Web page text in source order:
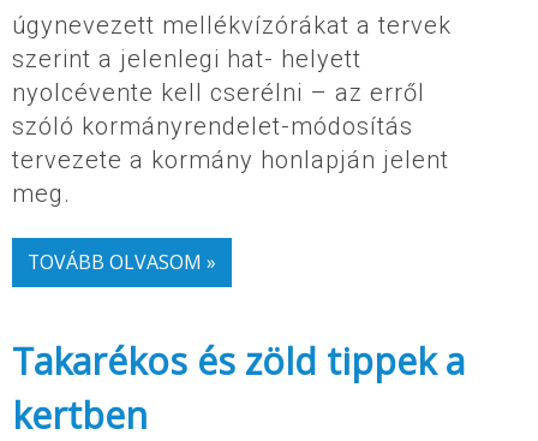
úgynevezett mellékvízórákat a tervek
szerint a jelenlegi hat- helyett
nyolcévente kell cserélni – az erről
szóló kormányrendelet-módosítás
tervezete a kormány honlapján jelent
meg.
TOVÁBB OLVASOM »
Takarékos és zöld tippek a
kertben